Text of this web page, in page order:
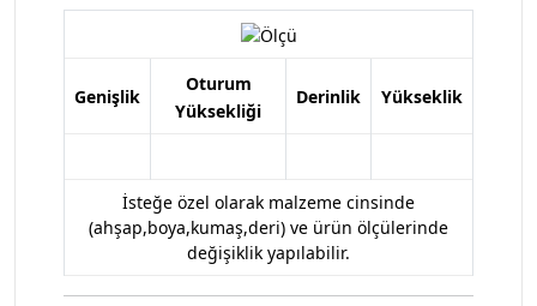
Genişlik
Oturum
Yüksekliği
Derinlik Yükseklik
İsteğe özel olarak malzeme cinsinde
(ahşap,boya,kumaş,deri) ve ürün ölçülerinde
değişiklik yapılabilir.